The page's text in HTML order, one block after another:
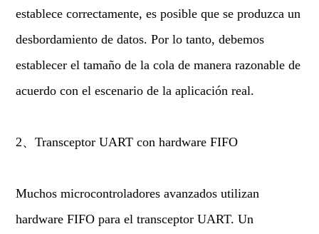
establece correctamente, es posible que se produzca un
desbordamiento de datos. Por lo tanto, debemos
establecer el tamaño de la cola de manera razonable de
acuerdo con el escenario de la aplicación real.
2、Transceptor UART con hardware FIFO
Muchos microcontroladores avanzados utilizan
hardware FIFO para el transceptor UART. Un